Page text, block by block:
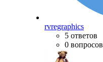
rvregraphics
5 ответов
0 вопросов